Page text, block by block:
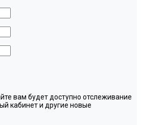
вам будет доступно отслеживание
кабинет и другие новые